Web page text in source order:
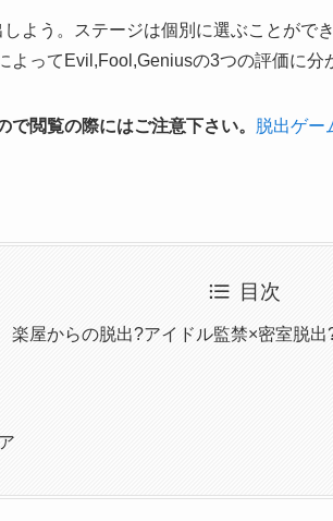
よう。ステージは個別に選ぶことがで
よってEvil,Fool,Geniusの3つの評価に分
で閲覧の際にはご注意下さい。
脱出ゲ
目次
屋からの脱出?アイドル監禁×密室脱